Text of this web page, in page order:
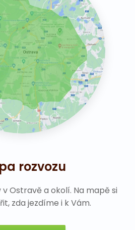
rozvozu
Ostravě a okolí. Na mapě si
zda jezdíme i k Vám.